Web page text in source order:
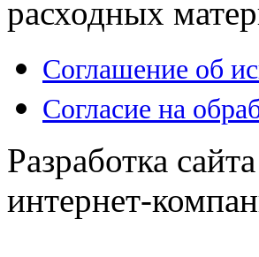
расходных
Соглашение об
Согласие на
Разработка
интернет-